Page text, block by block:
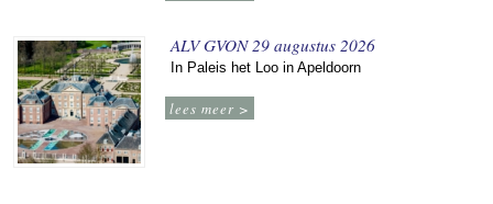
ALV GVON 29 augustus 2026
In Paleis het Loo in Apeldoorn
lees meer >